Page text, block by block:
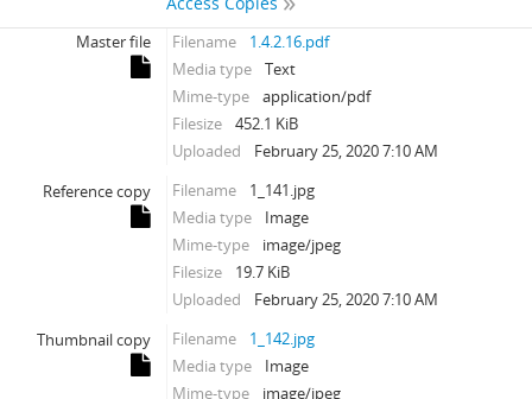
Master file Filename
1.4.2.16.pdf
Media type
Text
Mime-type
application/pdf
Filesize
452.1 KiB
Uploaded
February 25, 2020 7:10 AM
Reference copy
Filename
1_141.jpg
Media type
Image
Mime-type
image/jpeg
Filesize
19.7 KiB
Uploaded
February 25, 2020 7:10 AM
Thumbnail copy
Filename
1_142.jpg
Media type
Image
Mime-type
image/jpeg